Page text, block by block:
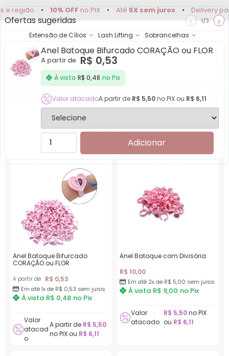
• 10% OFFno PIX • Até5X sem juros • Delivery para
Extensão de Cílios Lash Lifting Sobrancelhas
Achadinhos Minha
Produtos para
Garanta desconto de Atacado em compras acima de
Categorias
Todos os filtros
Anel Batoque Bifurcado
CORAÇÃO ou FLOR
A partir de R$ 0,53
Em até 1x de R$ 0,53 sem juros
À vista R$ 0,48 no Pix
Valor
atacad
o
A partir de R$ 5,50
no PIX ou R$ 6,11
Anel Batoque com Divisória
R$ 10,00
Em até 2x de R$ 5,00 sem juros
À vista R$ 9,00 no Pix
Valor
atacado
R$ 5,50no PIX
ou R$ 6,11
Ofertas sugeridas < 1/3 >
Anel Batoque Bifurcado CORAÇÃO ou FLOR
A partir de R$ 0,53
À vista R$ 0,48 no Pix
Valor atacadoA partir de R$ 5,50no PIX ou R$ 6,11
Adicionar